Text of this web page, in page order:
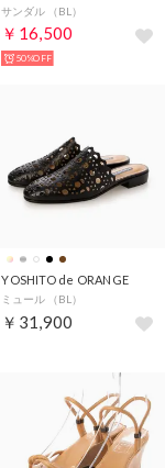
サンダル （BL）
￥16,500
50%OFF
YOSHITO de ORANGE
ミュール （BL）
￥31,900